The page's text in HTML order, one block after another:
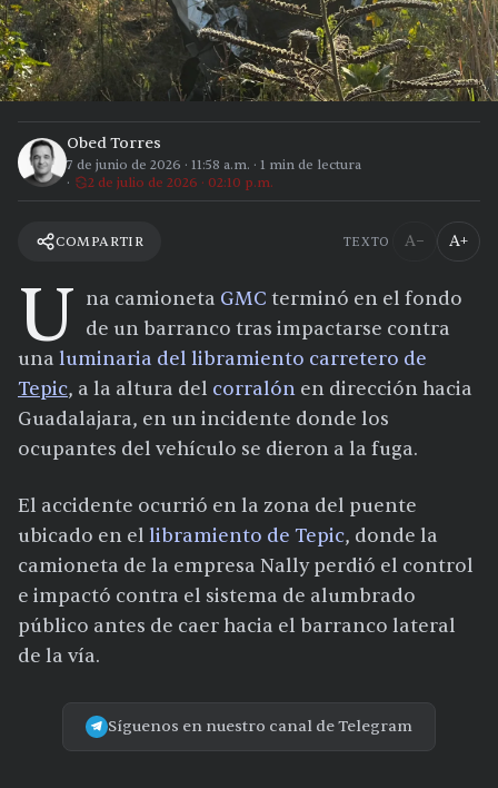
Obed Torres
7 de junio de 2026 · 11:58 a.m. · 1 min de lectura
2 de julio de 2026 · 02:10 p.m.
COMPARTIR TEXTO A− A+
U na camioneta GMC terminó en el fondo
de un barranco tras impactarse contra
una luminaria del libramiento carretero de
Tepic, a la altura del corralón en dirección hacia
Guadalajara, en un incidente donde los
ocupantes del vehículo se dieron a la fuga.
El accidente ocurrió en la zona del puente
ubicado en el libramiento de Tepic, donde la
camioneta de la empresa Nally perdió el control
e impactó contra el sistema de alumbrado
público antes de caer hacia el barranco lateral
de la vía.
Síguenos en nuestro canal de Telegram